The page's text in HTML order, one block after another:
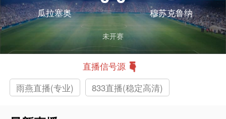
瓜拉塞奥 穆苏克鲁纳
未开赛
直播信号源
雨燕直播(专业)
833直播(稳定高清)